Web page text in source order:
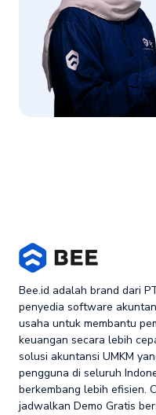
Bee.id adalah brand dari
penyedia software
usaha untuk membantu
keuangan secara lebih
solusi akuntansi UMKM
pengguna di seluruh
berkembang lebih efisien.
jadwalkan Demo Gratis